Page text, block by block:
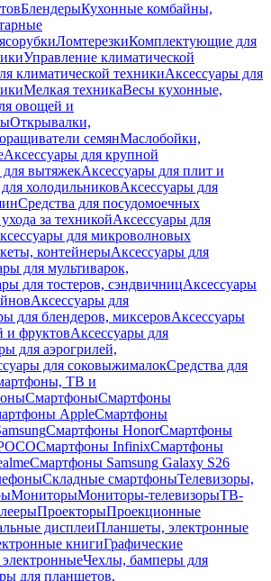
БлендерыКухонные комбайны,
ЛомтерезкиКомплектующие для
Управление климатической
климатической техникиАксессуары для
Мелкая техникаВесы кухонные,
овощей и
Открывалки,
семянМаслобойки,
Аксессуары для крупной
вытяжекАксессуары для плит и
холодильниковАксессуары для
Средства для посудомоечных
за техникойАксессуары для
для микроволновых
контейнерыАксессуары для
для мультиварок,
для тостеров, сэндвичницАксессуары
Аксессуары для
для блендеров, миксеровАксессуары
и фруктовАксессуары для
для аэрогрилей,
для соковыжималокСредства для
ТВ и
СмартфоныСмартфоны
AppleСмартфоны
Смартфоны HonorСмартфоны
Смартфоны InfinixСмартфоны
Смартфоны Samsung Galaxy S26
Складные смартфоныТелевизоры,
МониторыМониторы-телевизорыТВ-
ПроекторыПроекционные
дисплеиПланшеты, электронные
книгиГрафические
Чехлы, бамперы для
для планшетов,